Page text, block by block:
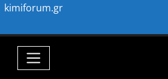
kimiforum.gr